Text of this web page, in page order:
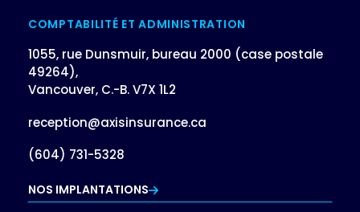
COMPTABILITÉ ET ADMINISTRATION
1055, rue Dunsmuir, bureau 2000 (case postale
49264),
Vancouver, C.-B. V7X 1L2
reception@axisinsurance.ca
(604) 731-5328
NOS IMPLANTATIONS